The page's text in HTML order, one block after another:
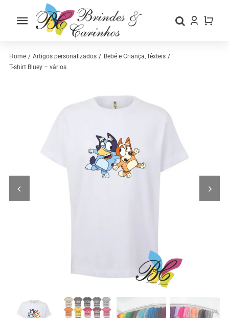
Toggle
Home
Home Artigos personalizados Bebé e Criança Têxteis
T-shirt Bluey – vários